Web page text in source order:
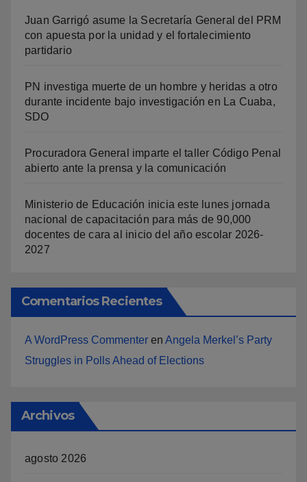
Juan Garrigó asume la Secretaría General del PRM
con apuesta por la unidad y el fortalecimiento
partidario
PN investiga muerte de un hombre y heridas a otro
durante incidente bajo investigación en La Cuaba,
SDO
Procuradora General imparte el taller Código Penal
abierto ante la prensa y la comunicación
Ministerio de Educación inicia este lunes jornada
nacional de capacitación para más de 90,000
docentes de cara al inicio del año escolar 2026-
2027
Comentarios Recientes
A WordPress Commenter en Angela Merkel’s Party
Struggles in Polls Ahead of Elections
Archivos
agosto 2026